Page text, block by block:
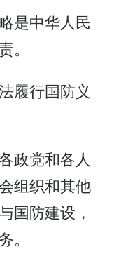
是中华人民
。
履行国防义
政党和各人
组织和其他
国防建设，
。